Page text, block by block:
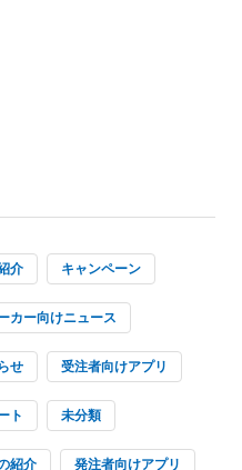
介 キャンペーン
カー向けニュース
せ 受注者向けアプリ
ト 未分類
紹介 発注者向けアプリ